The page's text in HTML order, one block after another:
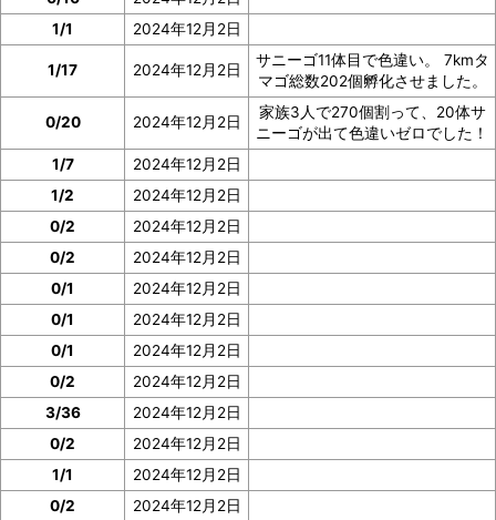
1/1
2024年12月2日
1/17 2024年12月2日
サニーゴ11体目で色違い。 7kmタ
マゴ総数202個孵化させました。
0/20 2024年12月2日
家族3人で270個割って、20体サ
ニーゴが出て色違いゼロでした！
1/7
2024年12月2日
1/2
2024年12月2日
0/2
2024年12月2日
0/2
2024年12月2日
0/1
2024年12月2日
0/1
2024年12月2日
0/1
2024年12月2日
0/2
2024年12月2日
3/36
2024年12月2日
0/2
2024年12月2日
1/1
2024年12月2日
0/2
2024年12月2日